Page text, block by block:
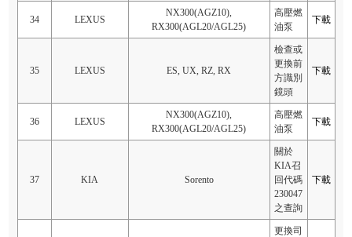
34 LEXUS
NX300(AGZ10),
RX300(AGL20/AGL25)
高壓燃
油泵
下載
35 LEXUS ES, UX, RZ, RX
檢查或
更換前
方識別
鏡頭
下載
36 LEXUS
NX300(AGZ10),
RX300(AGL20/AGL25)
高壓燃
油泵
下載
37 KIA Sorento
關於
KIA召
回代碼
230047
之查詢
下載
更換司